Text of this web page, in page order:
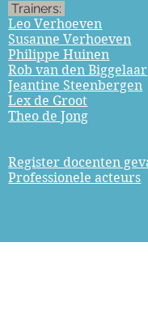
Trainers:
Leo Verhoeven
Susanne Verhoeven
Philippe Huinen
Rob van den Biggelaar
Jeantine Steenbergen
Lex de Groot
Theo de Jong
Register docenten
Professionele acteurs